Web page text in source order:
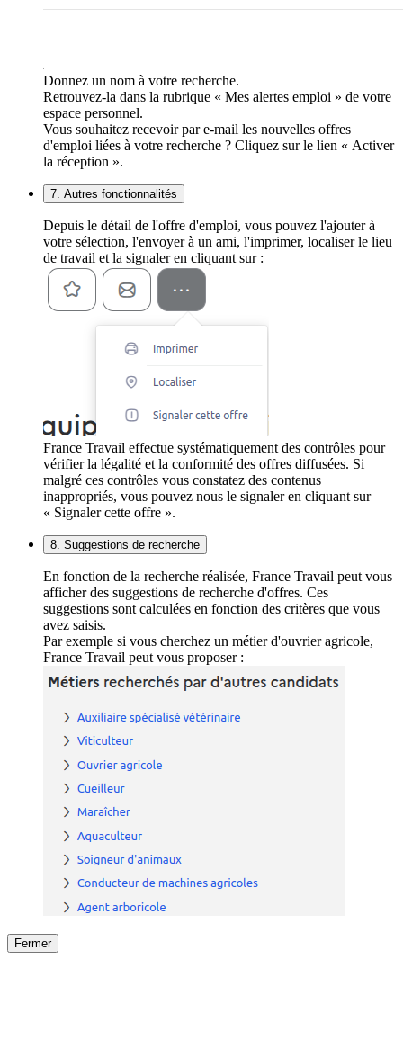
Donnez un nom à votre recherche.
Retrouvez-la dans la rubrique « Mes alertes emploi » de votre
espace personnel.
Vous souhaitez recevoir par e-mail les nouvelles offres
d'emploi liées à votre recherche ? Cliquez sur le lien « Activer
la réception ».
7. Autres fonctionnalités
Depuis le détail de l'offre d'emploi, vous pouvez l'ajouter à
votre sélection, l'envoyer à un ami, l'imprimer, localiser le lieu
de travail et la signaler en cliquant sur :
France Travail effectue systématiquement des contrôles pour
vérifier la légalité et la conformité des offres diffusées. Si
malgré ces contrôles vous constatez des contenus
inappropriés, vous pouvez nous le signaler en cliquant sur
« Signaler cette offre ».
8. Suggestions de recherche
En fonction de la recherche réalisée, France Travail peut vous
afficher des suggestions de recherche d'offres. Ces
suggestions sont calculées en fonction des critères que vous
avez saisis.
Par exemple si vous cherchez un métier d'ouvrier agricole,
France Travail peut vous proposer :
Fermer